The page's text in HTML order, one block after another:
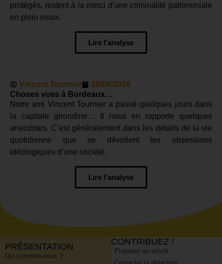
protégés, restent à la merci d’une criminalité patrimoniale
en plein essor.
Lire l'analyse
Vincent Tournier
08/06/2026
Choses vues à Bordeaux…
Notre ami Vincent Tournier a passé quelques jours dans
la capitale girondine… Il nous en rapporte quelques
anecdotes. C’est généralement dans les détails de la vie
quotidienne que se dévoilent les obsessions
idéologiques d’une société.
Lire l'analyse
PRÉSENTATION
Qui sommes-nous ?
CONTRIBUEZ !
Proposer un article